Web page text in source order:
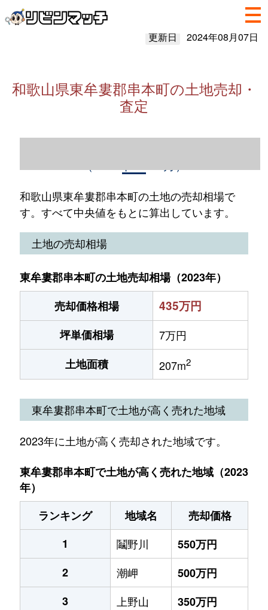
更新日 2024年08月07日
和歌山県東牟婁郡串本町の土地売却・
査定
和歌山県東牟婁郡串本町の土地の売却相場で
す。すべて中央値をもとに算出しています。
土地の売却相場
東牟婁郡串本町の土地売却相場（2023年）
売却価格相場
435万円
坪単価相場
7万円
土地面積
207m2
東牟婁郡串本町で土地が高く売れた地域
2023年に土地が高く売却された地域です。
東牟婁郡串本町で土地が高く売れた地域（2023
年）
ランキング
地域名
売却価格
1
鬮野川
550万円
2
潮岬
500万円
3
上野山
350万円